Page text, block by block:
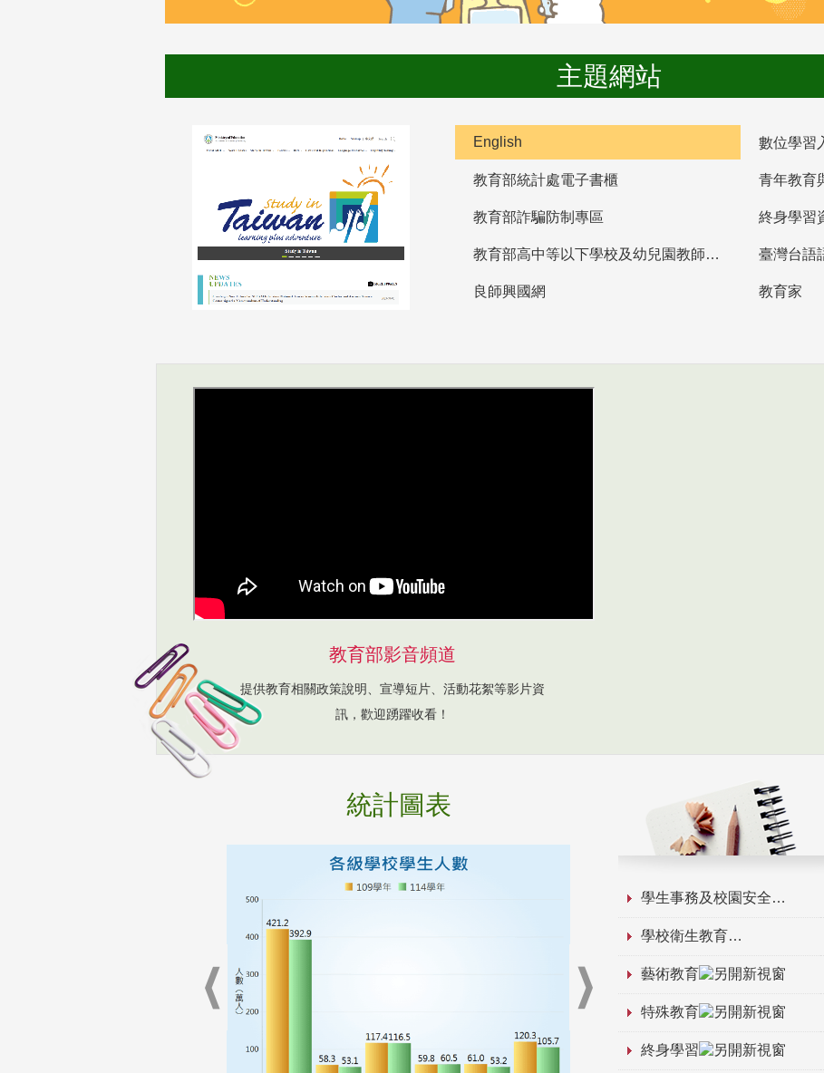
主題網站
English 數位學習
教育部統計處電子書櫃 青年教育
教育部詐騙防制專區 終身學習
教育部高中等以下學校及幼兒園教師資格檢定考試 臺灣台語
良師興國網
教育家
教育部影音頻道
提供教育相關政策說明、宣導短片、活動花絮等影片資
訊，歡迎踴躍收看！
統計圖表
學生事務及校園安全
學校衛生教育
藝術教育
特殊教育
終身學習